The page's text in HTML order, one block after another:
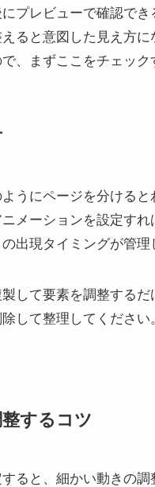
プレビューで確認で
ると意図した見え方
、まずここをチェック
うにページを分ける
メーションを設定す
出現タイミングが管理
して要素を調整する
して整理してください
するコツ
ると、細かい動きの